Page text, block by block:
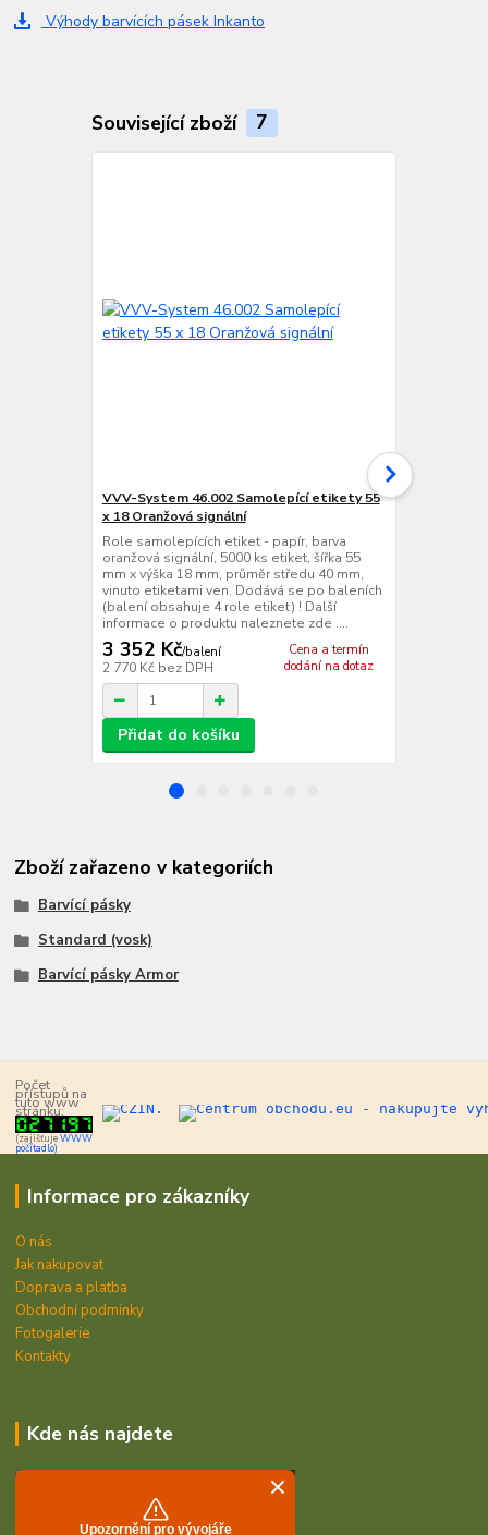
Výhody barvících pásek Inkanto
Související zboží 7
VVV-System 46.002 Samolepící etikety 55
x 18 Oranžová signální
Role samolepících etiket - papír, barva
oranžová signální, 5000 ks etiket, šířka 55
mm x výška 18 mm, průměr středu 40 mm,
vinuto etiketami ven. Dodává se po baleních
(balení obsahuje 4 role etiket) ! Další
informace o produktu naleznete zde ....
3 352 Kč/balení
2 770 Kč bez DPH
Cena a termín
dodání na dotaz
Přidat do košíku
Zboží zařazeno v kategoriích
Barvící pásky
Standard (vosk)
Barvící pásky Armor
Počet
přístupů na
tuto www
stránku:
(zajišťujeWWW
počítadlo)
Informace pro zákazníky
O nás
Jak nakupovat
Doprava a platba
Obchodní podmínky
Fotogalerie
Kontakty
Kde nás najdete